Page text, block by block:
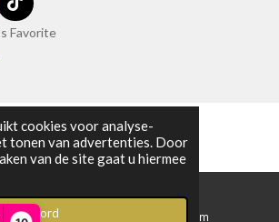
cookies voor analyse-
tonen van advertenties. Door
van de site gaat u hiermee
Akkoord
T
i
k
Favorite
Instagram